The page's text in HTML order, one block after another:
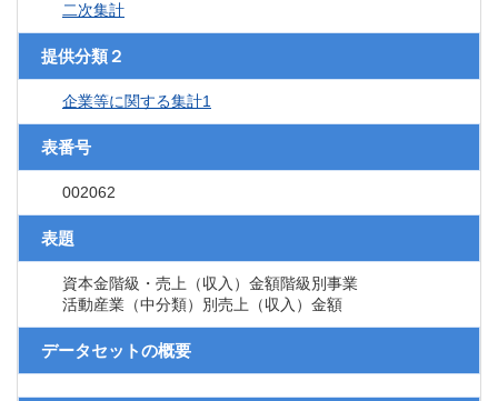
二次集計
提供分類２
企業等に関する集計1
表番号
002062
表題
資本金階級・売上（収入）金額階級別事業
活動産業（中分類）別売上（収入）金額
データセットの概要